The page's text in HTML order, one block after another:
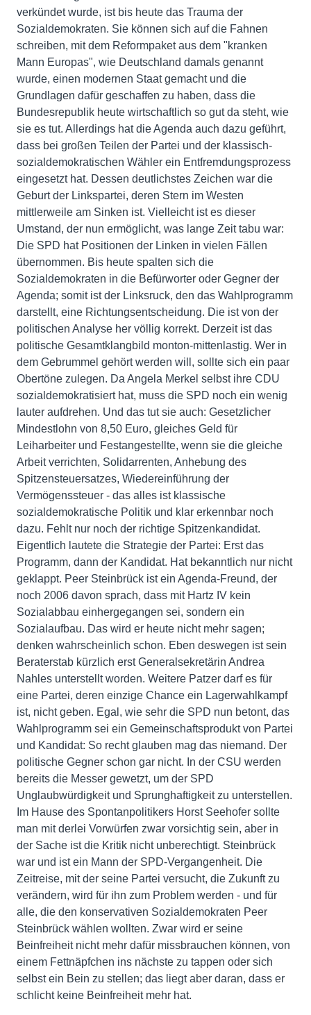
verkündet wurde, ist bis heute das Trauma der
Sozialdemokraten. Sie können sich auf die Fahnen
schreiben, mit dem Reformpaket aus dem "kranken
Mann Europas", wie Deutschland damals genannt
wurde, einen modernen Staat gemacht und die
Grundlagen dafür geschaffen zu haben, dass die
Bundesrepublik heute wirtschaftlich so gut da steht, wie
sie es tut. Allerdings hat die Agenda auch dazu geführt,
dass bei großen Teilen der Partei und der klassisch-
sozialdemokratischen Wähler ein Entfremdungsprozess
eingesetzt hat. Dessen deutlichstes Zeichen war die
Geburt der Linkspartei, deren Stern im Westen
mittlerweile am Sinken ist. Vielleicht ist es dieser
Umstand, der nun ermöglicht, was lange Zeit tabu war:
Die SPD hat Positionen der Linken in vielen Fällen
übernommen. Bis heute spalten sich die
Sozialdemokraten in die Befürworter oder Gegner der
Agenda; somit ist der Linksruck, den das Wahlprogramm
darstellt, eine Richtungsentscheidung. Die ist von der
politischen Analyse her völlig korrekt. Derzeit ist das
politische Gesamtklangbild monton-mittenlastig. Wer in
dem Gebrummel gehört werden will, sollte sich ein paar
Obertöne zulegen. Da Angela Merkel selbst ihre CDU
sozialdemokratisiert hat, muss die SPD noch ein wenig
lauter aufdrehen. Und das tut sie auch: Gesetzlicher
Mindestlohn von 8,50 Euro, gleiches Geld für
Leiharbeiter und Festangestellte, wenn sie die gleiche
Arbeit verrichten, Solidarrenten, Anhebung des
Spitzensteuersatzes, Wiedereinführung der
Vermögenssteuer - das alles ist klassische
sozialdemokratische Politik und klar erkennbar noch
dazu. Fehlt nur noch der richtige Spitzenkandidat.
Eigentlich lautete die Strategie der Partei: Erst das
Programm, dann der Kandidat. Hat bekanntlich nur nicht
geklappt. Peer Steinbrück ist ein Agenda-Freund, der
noch 2006 davon sprach, dass mit Hartz IV kein
Sozialabbau einhergegangen sei, sondern ein
Sozialaufbau. Das wird er heute nicht mehr sagen;
denken wahrscheinlich schon. Eben deswegen ist sein
Beraterstab kürzlich erst Generalsekretärin Andrea
Nahles unterstellt worden. Weitere Patzer darf es für
eine Partei, deren einzige Chance ein Lagerwahlkampf
ist, nicht geben. Egal, wie sehr die SPD nun betont, das
Wahlprogramm sei ein Gemeinschaftsprodukt von Partei
und Kandidat: So recht glauben mag das niemand. Der
politische Gegner schon gar nicht. In der CSU werden
bereits die Messer gewetzt, um der SPD
Unglaubwürdigkeit und Sprunghaftigkeit zu unterstellen.
Im Hause des Spontanpolitikers Horst Seehofer sollte
man mit derlei Vorwürfen zwar vorsichtig sein, aber in
der Sache ist die Kritik nicht unberechtigt. Steinbrück
war und ist ein Mann der SPD-Vergangenheit. Die
Zeitreise, mit der seine Partei versucht, die Zukunft zu
verändern, wird für ihn zum Problem werden - und für
alle, die den konservativen Sozialdemokraten Peer
Steinbrück wählen wollten. Zwar wird er seine
Beinfreiheit nicht mehr dafür missbrauchen können, von
einem Fettnäpfchen ins nächste zu tappen oder sich
selbst ein Bein zu stellen; das liegt aber daran, dass er
schlicht keine Beinfreiheit mehr hat.